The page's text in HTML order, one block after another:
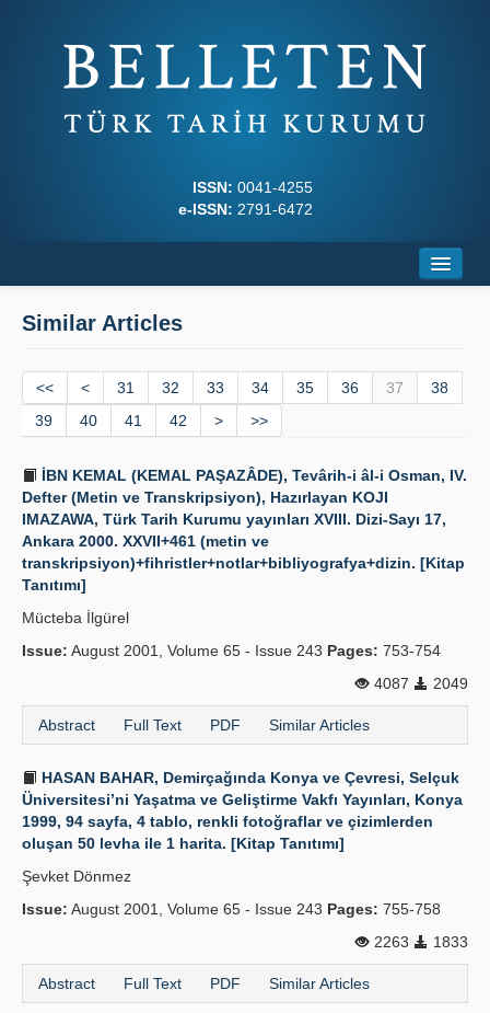
ISSN: 0041-4255
e-ISSN: 2791-6472
Journal Boards
Writing Rules
Principles
Publication Policies
Guidelines
Contact Us
Similar Articles
<< < 31 32 33 34 35 36 37
38
39
40 41 42 > >>
İBN KEMAL (KEMAL PAŞAZÂDE), Tevârih-i âl-i Osman, IV.
Defter (Metin ve Transkripsiyon), Hazırlayan KOJI
IMAZAWA, Türk Tarih Kurumu yayınları XVIII. Dizi-Sayı 17,
Ankara 2000. XXVII+461 (metin ve
transkripsiyon)+fihristler+notlar+bibliyografya+dizin. [Kitap
Tanıtımı]
Mücteba İlgürel
Issue: August 2001, Volume 65 - Issue 243 Pages: 753-754
4087
2049
Abstract Full Text PDF Similar Articles
HASAN BAHAR, Demirçağında Konya ve Çevresi, Selçuk
Üniversitesi’ni Yaşatma ve Geliştirme Vakfı Yayınları, Konya
1999, 94 sayfa, 4 tablo, renkli fotoğraflar ve çizimlerden
oluşan 50 levha ile 1 harita. [Kitap Tanıtımı]
Şevket Dönmez
Issue: August 2001, Volume 65 - Issue 243 Pages: 755-758
2263
1833
Abstract Full Text PDF Similar Articles